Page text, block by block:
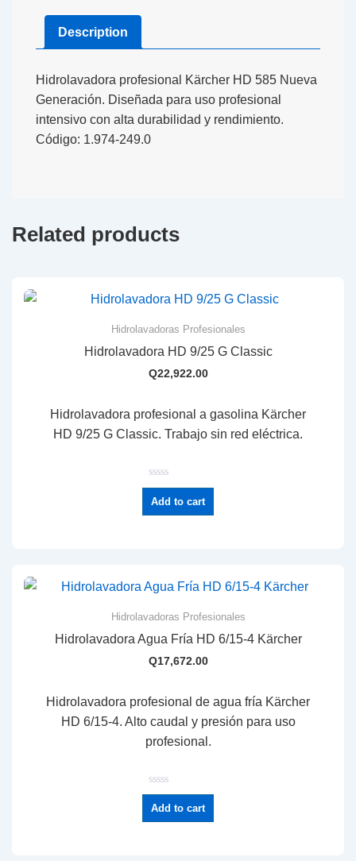
Description
Hidrolavadora profesional Kärcher HD 585 Nueva
Generación. Diseñada para uso profesional
intensivo con alta durabilidad y rendimiento.
Código: 1.974-249.0
Related products
Hidrolavadoras Profesionales
Hidrolavadora HD 9/25 G Classic
Q22,922.00
Hidrolavadora profesional a gasolina Kärcher
HD 9/25 G Classic. Trabajo sin red eléctrica.
R
a
t
e
o
f
Add to cart
Hidrolavadoras Profesionales
Hidrolavadora Agua Fría HD 6/15-4 Kärcher
Q17,672.00
Hidrolavadora profesional de agua fría Kärcher
HD 6/15-4. Alto caudal y presión para uso
profesional.
R
a
t
e
Add to cart